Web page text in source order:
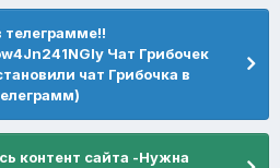
Чат Грибочек
чат Грибочка в
контент сайта -Нужна